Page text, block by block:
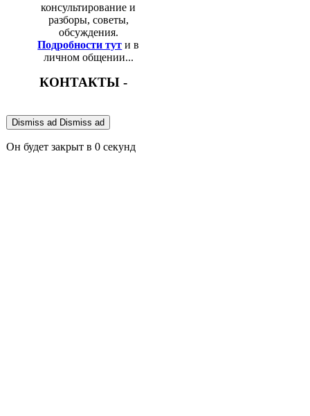
консультирование и
разборы, советы,
обсуждения.
Подробности тут и в
личном общении...
КОНТАКТЫ -
Dismiss ad Dismiss ad
Он будет закрыт в 0 секунд